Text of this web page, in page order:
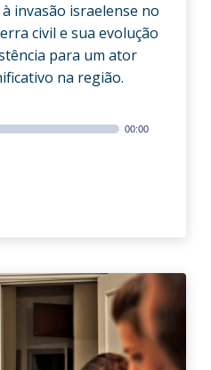
invasão israelense no
civil e sua evolução
para um ator
na região.
00:00